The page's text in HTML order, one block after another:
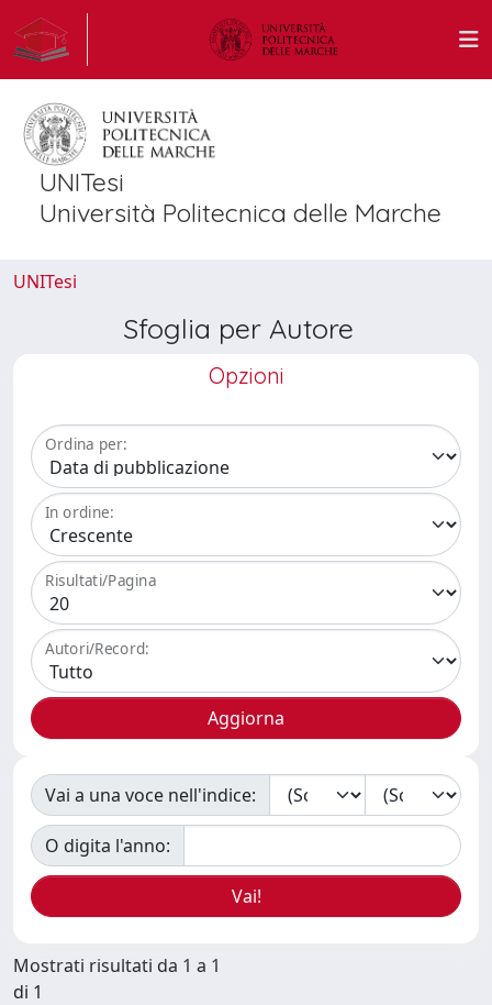
UNITesi
Università Politecnica delle Marche
UNITesi
Sfoglia per Autore
Opzioni
Ordina per:
In ordine:
Risultati/Pagina
Autori/Record:
Vai a una voce nell'indice:
O digita l'anno:
Mostrati risultati da 1 a 1
di 1